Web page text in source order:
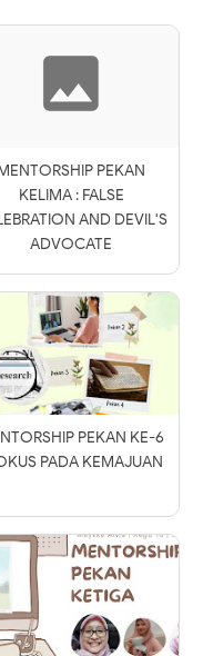
PEKAN
KELIMA : FALSE
AND DEVIL'S
ADVOCATE
PEKAN KE-6
PADA KEMAJUAN